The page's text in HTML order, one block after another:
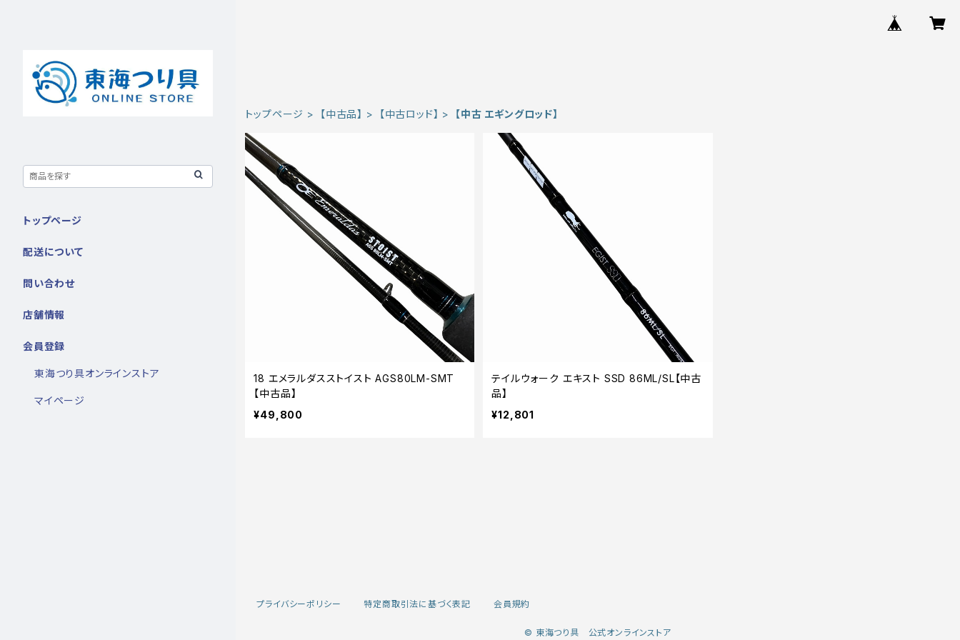
トップページ 【中古品】 【中古ロッド】 【中古 エギングロッド】
18 エメラルダスストイスト AGS80LM-SMT
【中古品】
¥49,800
テイルウォーク エキスト SSD 86ML/SL【中古
品】
¥12,801
トップページ
配送について
問い合わせ
店舗情報
会員登録
東海つり具オンラインストア
マイページ
プライバシーポリシー 特定商取引法に基づく表記 会員規約
© 東海つり具 公式オンラインストア